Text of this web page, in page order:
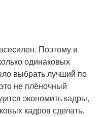
Поэтому и
одинаковых
выбрать лучший по
не плёночный
экономить кадры,
кадров сделать.